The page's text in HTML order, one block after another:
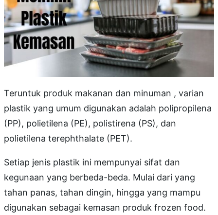
Teruntuk produk makanan dan minuman , varian
plastik yang umum digunakan adalah polipropilena
(PP), polietilena (PE), polistirena (PS), dan
polietilena terephthalate (PET).
Setiap jenis plastik ini mempunyai sifat dan
kegunaan yang berbeda-beda. Mulai dari yang
tahan panas, tahan dingin, hingga yang mampu
digunakan sebagai kemasan produk frozen food.